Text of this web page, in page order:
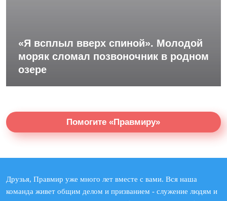
«Я всплыл вверх спиной». Молодой
моряк сломал позвоночник в родном
озере
Помогите «Правмиру»
Друзья, Правмир уже много лет вместе с вами. Вся наша
команда живет общим делом и призванием - служение людям и